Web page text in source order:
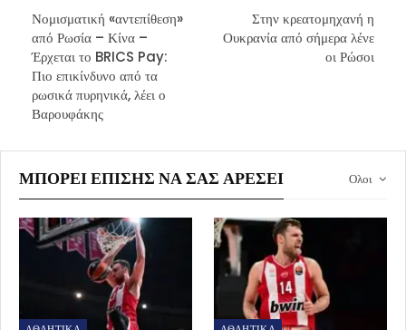
Νομισματική «αντεπίθεση»
από Ρωσία – Κίνα –
Έρχεται το BRICS Pay:
Πιο επικίνδυνο από τα
ρωσικά πυρηνικά, λέει ο
Βαρουφάκης
Στην κρεατομηχανή η
Ουκρανία από σήμερα λένε
οι Ρώσοι
Ολοι
ΜΠΟΡΕΊ ΕΠΊΣΗΣ ΝΑ ΣΑΣ ΑΡΈΣΕΙ